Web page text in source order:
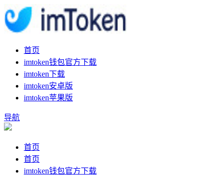
首页
imtoken钱包官方下载
imtoken下载
imtoken安卓版
imtoken苹果版
导航
首页
首页
imtoken钱包官方下载